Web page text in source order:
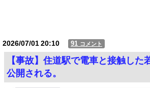
2026/07/0120:10 91 コメント
【事故】住道駅で電車と接触した
公開される。